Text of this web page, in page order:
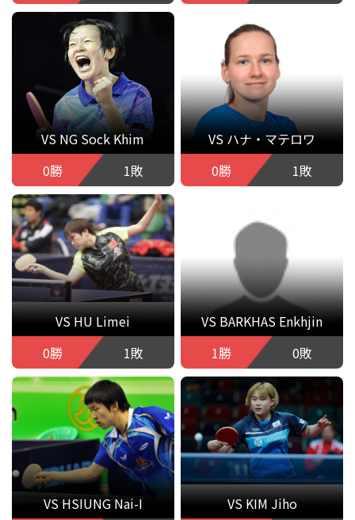
VS NG Sock Khim
0勝
1敗
VS ハナ・マテロワ
0勝
1敗
VS HU Limei
0勝
1敗
VS BARKHAS Enkhjin
1勝
0敗
VS HSIUNG Nai-I
VS KIM Jiho